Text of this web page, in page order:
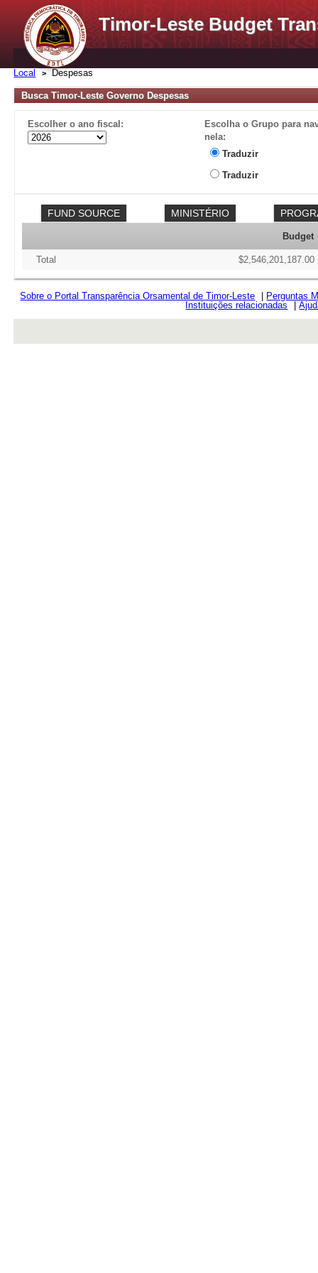
Timor-Leste Budget
Local Despesas
Busca Timor-Leste Governo Despesas
Escolher o ano fiscal:
Escolha o Grupo para
nela:
Traduzir
Traduzir
Budget
Total $2,546,201,187.00
Sobre o Portal Transparência Orsamental de Timor-Leste
Perguntas
Instituições relacionadas
|